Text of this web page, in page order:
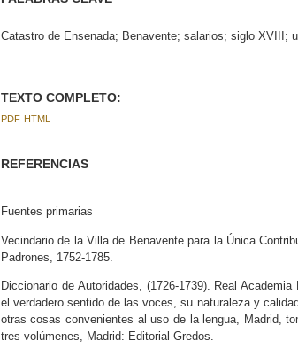
Catastro de Ensenada; Benavente; salarios; siglo XVIII;
TEXTO COMPLETO:
PDF HTML
REFERENCIAS
Fuentes primarias
Vecindario de la Villa de Benavente para la Única
Padrones, 1752-1785.
Diccionario de Autoridades, (1726-1739). Real
el verdadero sentido de las voces, su naturaleza y
otras cosas convenientes al uso de la lengua, Madrid,
tres volúmenes, Madrid: Editorial Gredos.